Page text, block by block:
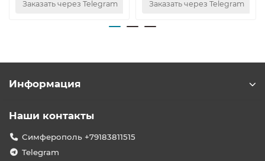
Заказать через Telegram Заказать через Telegram
Информация
Наши контакты
Симферополь +79183811515
Telegram